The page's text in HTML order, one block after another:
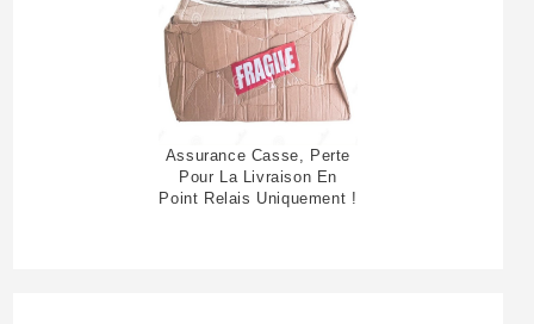
Assurance Casse, Perte
Pour La Livraison En
Point Relais Uniquement !